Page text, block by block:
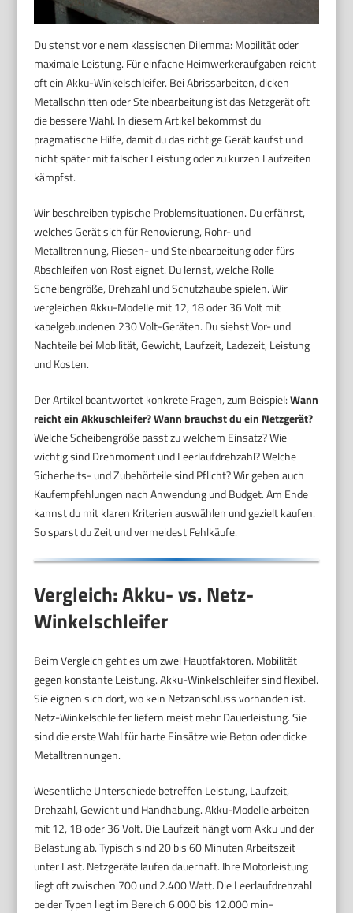
Du stehst vor einem klassischen Dilemma: Mobilität oder
maximale Leistung. Für einfache Heimwerkeraufgaben reicht
oft ein Akku-Winkelschleifer. Bei Abrissarbeiten, dicken
Metallschnitten oder Steinbearbeitung ist das Netzgerät oft
die bessere Wahl. In diesem Artikel bekommst du
pragmatische Hilfe, damit du das richtige Gerät kaufst und
nicht später mit falscher Leistung oder zu kurzen Laufzeiten
kämpfst.
Wir beschreiben typische Problemsituationen. Du erfährst,
welches Gerät sich für Renovierung, Rohr- und
Metalltrennung, Fliesen- und Steinbearbeitung oder fürs
Abschleifen von Rost eignet. Du lernst, welche Rolle
Scheibengröße, Drehzahl und Schutzhaube spielen. Wir
vergleichen Akku-Modelle mit 12, 18 oder 36 Volt mit
kabelgebundenen 230 Volt-Geräten. Du siehst Vor- und
Nachteile bei Mobilität, Gewicht, Laufzeit, Ladezeit, Leistung
und Kosten.
Der Artikel beantwortet konkrete Fragen, zum Beispiel:Wann
reicht ein Akkuschleifer?Wann brauchst du ein Netzgerät?
Welche Scheibengröße passt zu welchem Einsatz? Wie
wichtig sind Drehmoment und Leerlaufdrehzahl? Welche
Sicherheits- und Zubehörteile sind Pflicht? Wir geben auch
Kaufempfehlungen nach Anwendung und Budget. Am Ende
kannst du mit klaren Kriterien auswählen und gezielt kaufen.
So sparst du Zeit und vermeidest Fehlkäufe.
Vergleich: Akku- vs. Netz-
Winkelschleifer
Beim Vergleich geht es um zwei Hauptfaktoren. Mobilität
gegen konstante Leistung. Akku-Winkelschleifer sind flexibel.
Sie eignen sich dort, wo kein Netzanschluss vorhanden ist.
Netz-Winkelschleifer liefern meist mehr Dauerleistung. Sie
sind die erste Wahl für harte Einsätze wie Beton oder dicke
Metalltrennungen.
Wesentliche Unterschiede betreffen Leistung, Laufzeit,
Drehzahl, Gewicht und Handhabung. Akku-Modelle arbeiten
mit 12, 18 oder 36 Volt. Die Laufzeit hängt vom Akku und der
Belastung ab. Typisch sind 20 bis 60 Minuten Arbeitszeit
unter Last. Netzgeräte laufen dauerhaft. Ihre Motorleistung
liegt oft zwischen 700 und 2.400 Watt. Die Leerlaufdrehzahl
beider Typen liegt im Bereich 6.000 bis 12.000 min-